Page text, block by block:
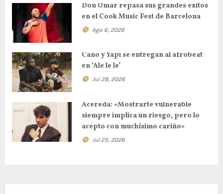
Don Omar repasa sus grandes éxitos
en el Cook Music Fest de Barcelona
Ago 6, 2026
Cano y Yapi se entregan al afrobeat
en ‘Ale le le’
Jul 28, 2026
Acereda: «Mostrarte vulnerable
siempre implica un riesgo, pero lo
acepto con muchísimo cariño»
Jul 25, 2026